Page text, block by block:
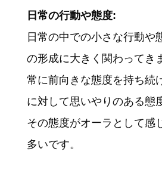
日常の行動や態度:
日常の中での小さな行動や
の形成に大きく関わってき
常に前向きな態度を持ち続
に対して思いやりのある態
その態度がオーラとして感
多いです。